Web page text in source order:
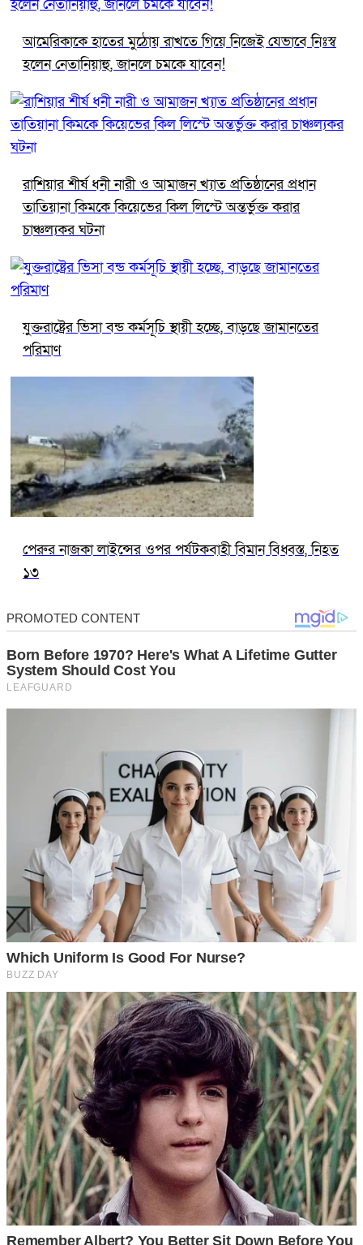
আমেরিকাকে হাতের মুঠোয় রাখতে গিয়ে নিজেই যেভাবে নিঃস্ব
হলেন নেতানিয়াহু, জানলে চমকে যাবেন!
রাশিয়ার শীর্ষ ধনী নারী ও আমাজন খ্যাত প্রতিষ্ঠানের প্রধান
তাতিয়ানা কিমকে কিয়েভের কিল লিস্টে অন্তর্ভুক্ত করার
চাঞ্চল্যকর ঘটনা
যুক্তরাষ্ট্রের ভিসা বন্ড কর্মসূচি স্থায়ী হচ্ছে, বাড়ছে জামানতের
পরিমাণ
পেরুর নাজকা লাইন্সের ওপর পর্যটকবাহী বিমান বিধ্বস্ত, নিহত
১৩